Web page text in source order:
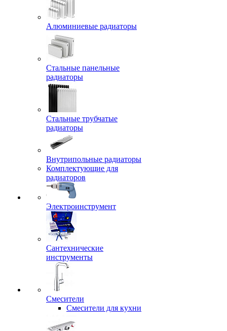
Алюминиевые радиаторы
Стальные панельные
радиаторы
Стальные трубчатые
радиаторы
Внутрипольные радиаторы
Комплектующие для
радиаторов
Электроинструмент
Сантехнические
инструменты
Смесители
Смесители для кухни